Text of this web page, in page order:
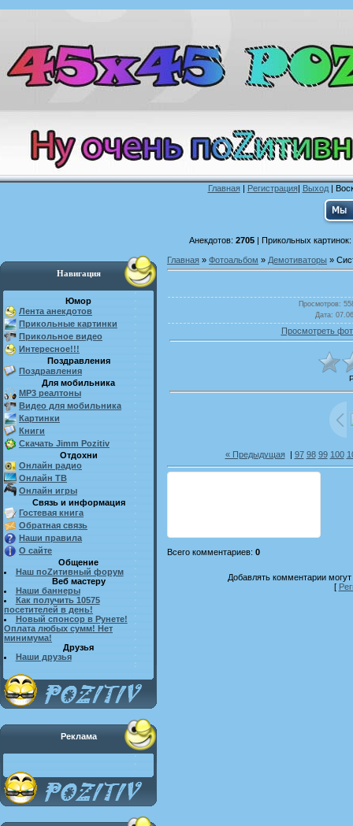
Главная| Регистрация| Выход|
Анекдотов: 2705| Прикольных картинок:
Навигация
Юмор
Лента анекдотов
Прикольные картинки
Прикольное видео
Интересное!!!
Поздравления
Поздравления
Для мобильника
MP3 реалтоны
Видео для мобильника
Картинки
Книги
Скачать Jimm Pozitiv
Отдохни
Онлайн радио
Онлайн ТВ
Онлайн игры
Связь и информация
Гостевая книга
Обратная связь
Наши правила
О сайте
Общение
Наш поZитивный форум
Веб мастеру
Наши баннеры
Как получить 10575
посетителей в день!
Новый спонсор в Рунете!
Оплата любых сумм! Нет
минимума!
Друзья
Наши друзья
Реклама
Главная » Фотоальбом » Демотиваторы »
Просмотров:
Дата:
Просмотреть
« Предыдущая| 97 98 99 100
Всего комментариев: 0
Добавлять комментарии
[